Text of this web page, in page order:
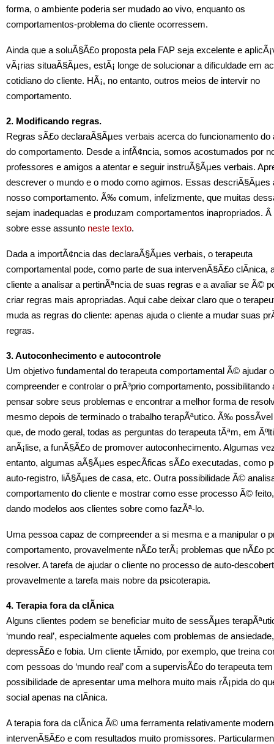
forma, o ambiente poderia ser mudado ao vivo, enquanto os
comportamentos-problema do cliente ocorressem.
Ainda que a soluÃ§Ã£o proposta pela FAP seja excelente e
vÃ¡rias situaÃ§Ãµes, estÃ¡ longe de solucionar a dificuldade em
cotidiano do cliente. HÃ¡, no entanto, outros meios de intervir no
comportamento.
2. Modificando regras.
Regras sÃ£o declaraÃ§Ãµes verbais acerca do funcionamento do
do comportamento. Desde a infÃ¢ncia, somos acostumados por
professores e amigos a atentar e seguir instruÃ§Ãµes verbais.
descrever o mundo e o modo como agimos. Essas descriÃ§Ãµes
nosso comportamento. Ã‰ comum, infelizmente, que muitas
sejam inadequadas e produzam comportamentos inapropriados. Â
sobre esse assunto neste texto.
Dada a importÃ¢ncia das declaraÃ§Ãµes verbais, o terapeuta
comportamental pode, como parte de sua intervenÃ§Ã£o clÃ­nica,
cliente a analisar a pertinÃªncia de suas regras e a avaliar se Ã©
criar regras mais apropriadas. Aqui cabe deixar claro que o
muda as regras do cliente: apenas ajuda o cliente a mudar suas
regras.
3. Autoconhecimento e autocontrole
Um objetivo fundamental do terapeuta comportamental Ã© ajudar
compreender e controlar o prÃ³prio comportamento, possibilitando
pensar sobre seus problemas e encontrar a melhor forma de
mesmo depois de terminado o trabalho terapÃªutico. Ã‰
que, de modo geral, todas as perguntas do terapeuta tÃªm, em
anÃ¡lise, a funÃ§Ã£o de promover autoconhecimento. Algumas
entanto, algumas aÃ§Ãµes especÃ­ficas sÃ£o executadas, como
auto-registro, liÃ§Ãµes de casa, etc. Outra possibilidade Ã©
comportamento do cliente e mostrar como esse processo Ã©
dando modelos aos clientes sobre como fazÃª-lo.
Uma pessoa capaz de compreender a si mesma e a manipular o
comportamento, provavelmente nÃ£o terÃ¡ problemas que nÃ£o
resolver. A tarefa de ajudar o cliente no processo de auto-
provavelmente a tarefa mais nobre da psicoterapia.
4. Terapia fora da clÃ­nica
Alguns clientes podem se beneficiar muito de sessÃµes
‘mundo real’, especialmente aqueles com problemas de ansiedade,
depressÃ£o e fobia. Um cliente tÃ­mido, por exemplo, que treina
com pessoas do ‘mundo real’ com a supervisÃ£o do terapeuta
possibilidade de apresentar uma melhora muito mais rÃ¡pida do
social apenas na clÃ­nica.
A terapia fora da clÃ­nica Ã© uma ferramenta relativamente
intervenÃ§Ã£o e com resultados muito promissores.